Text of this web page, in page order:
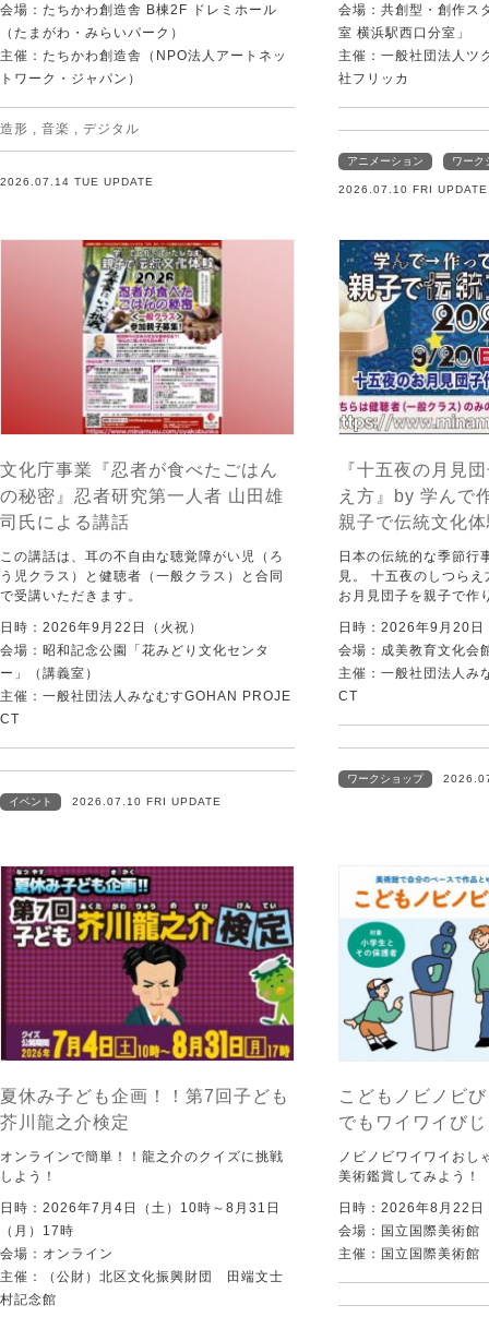
会場：たちかわ創造舎 B棟2F ドレミホール
（たまがわ・みらいパーク）
主催：たちかわ創造舎（NPO法人アートネッ
トワーク・ジャパン）
造形 音楽 デジタル
2026.07.14 TUE UPDATE
会場：共創型・創作ス
室 横浜駅西口分室」
主催：一般社団法人ツ
社フリッカ
アニメーション ワーク
2026.07.10 FRI UPDATE
文化庁事業『忍者が食べたごはん
の秘密』忍者研究第一人者 山田雄
司氏による講話
この講話は、耳の不自由な聴覚障がい児（ろ
う児クラス）と健聴者（一般クラス）と合同
で受講いただきます。
日時：2026年9月22日（火祝）
会場：昭和記念公園「花みどり文化センタ
ー」（講義室）
主催：一般社団法人みなむすGOHAN PROJE
CT
イベント 2026.07.10 FRI UPDATE
『十五夜の月見
え方』by 学んで
親子で伝統文化
日本の伝統的な季節行
見。 十五夜のしつら
お月見団子を親子で作
日時：2026年9月20日
会場：成美教育文化会
主催：一般社団法人み
CT
ワークショップ
夏休み子ども企画！！第7回子ども
芥川龍之介検定
オンラインで簡単！！龍之介のクイズに挑戦
しよう！
日時：2026年7月4日（土）10時～8月31日
（月）17時
会場：オンライン
主催：（公財）北区文化振興財団 田端文士
村記念館
こどもノビノビ
でもワイワイび
ノビノビワイワイおし
美術鑑賞してみよう！
日時：2026年8月22日
会場：国立国際美術
主催：国立国際美術館